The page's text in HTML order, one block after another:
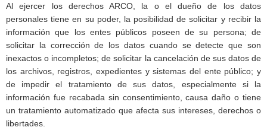
Al ejercer los derechos ARCO, la o el dueño de los datos
personales tiene en su poder, la posibilidad de solicitar y recibir la
información que los entes públicos poseen de su persona; de
solicitar la corrección de los datos cuando se detecte que son
inexactos o incompletos; de solicitar la cancelación de sus datos de
los archivos, registros, expedientes y sistemas del ente público; y
de impedir el tratamiento de sus datos, especialmente si la
información fue recabada sin consentimiento, causa daño o tiene
un tratamiento automatizado que afecta sus intereses, derechos o
libertades.